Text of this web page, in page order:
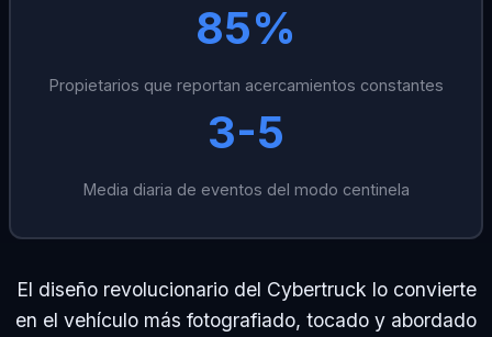
85%
Propietarios que reportan acercamientos constantes
3-5
Media diaria de eventos del modo centinela
El diseño revolucionario del Cybertruck lo convierte
en el vehículo más fotografiado, tocado y abordado